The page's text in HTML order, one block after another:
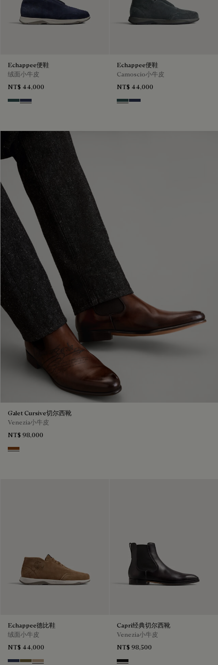
Echappee便鞋
绒面小牛皮
NT$ 44,000
Asphalt
Blu
Echappee便鞋
Camoscio小牛皮
NT$ 44,000
Asphalt
Blu
Galet Cursive切尔西靴
Venezia小牛皮
NT$ 98,000
Ebano
Echappee德比鞋
绒面小牛皮
NT$ 44,000
Capri经典切尔西靴
Venezia小牛皮
NT$ 98,500